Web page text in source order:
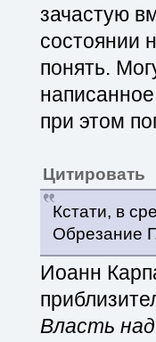
зачастую
состоянии
понять.
при этом
Цитировать
Кстати, в
Обрезание
Иоанн
Власть